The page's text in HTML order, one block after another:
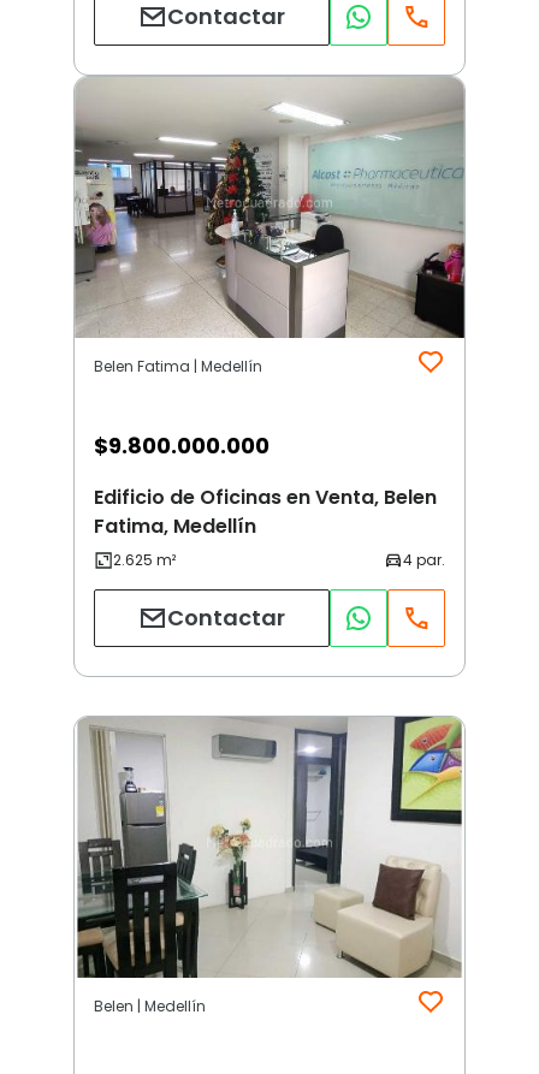
Contactar
Belen Fatima | Medellín
$9.800.000.000
Edificio de Oficinas en Venta, Belen
Fatima, Medellín
Contactar
Belen | Medellín